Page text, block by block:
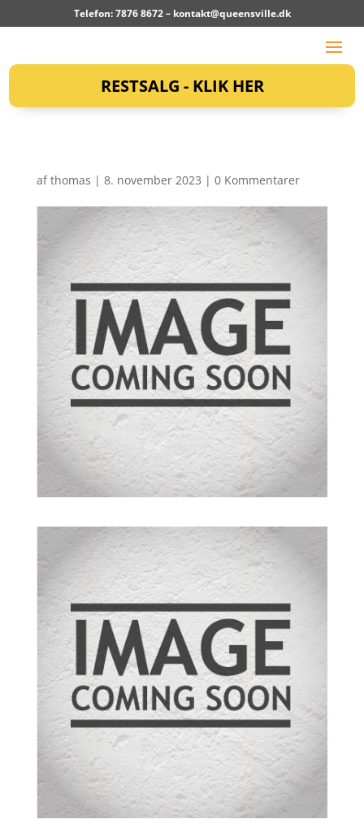
Telefon: 7876 8672 – kontakt@queensville.dk
RESTSALG - KLIK HER
afthomas | 8. november 2023 | 0 Kommentarer